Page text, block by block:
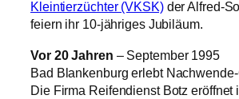
Kleintierzüchter (VKSK)der
feiern ihr 10‑jähriges Jubiläum.
Vor 20 Jahren – September 1995
Bad Blankenburg erlebt
Die Firma Reifendienst Botz eröffnet